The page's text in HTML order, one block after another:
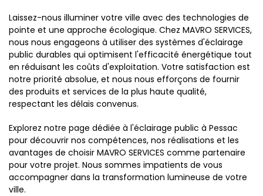
Laissez-nous illuminer votre ville avec des technologies de
pointe et une approche écologique. Chez MAVRO SERVICES,
nous nous engageons à utiliser des systèmes d'éclairage
public durables qui optimisent l'efficacité énergétique tout
en réduisant les coûts d'exploitation. Votre satisfaction est
notre priorité absolue, et nous nous efforçons de fournir
des produits et services de la plus haute qualité,
respectant les délais convenus.
Explorez notre page dédiée à l'éclairage public à Pessac
pour découvrir nos compétences, nos réalisations et les
avantages de choisir MAVRO SERVICES comme partenaire
pour votre projet. Nous sommes impatients de vous
accompagner dans la transformation lumineuse de votre
ville.